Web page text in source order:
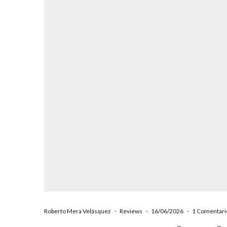
Roberto Mera Velásquez · Reviews · 16/06/2026 · 1